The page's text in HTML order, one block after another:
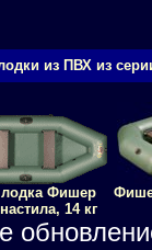
из ПВХ из
Фишер
14 кг